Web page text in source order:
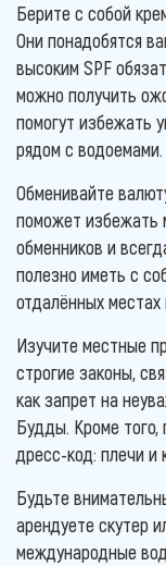
Берите с собой
Они понадобятся
высоким SPF
можно получить
помогут избежать
рядом с водоемами.
Обменивайте
поможет избежать
обменников и
полезно иметь с
отдалённых
Изучите местные
строгие законы,
как запрет на
Будды. Кроме
дресс-код: плечи
Будьте
арендуете скутер
международные